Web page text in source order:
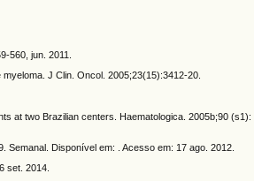
560, jun. 2011.
J Clin. Oncol. 2005;23(15):3412-20.
at two Brazilian centers. Haematologica. 2005b;90 (s1):
Disponível em: . Acesso em: 17 ago. 2012.
set. 2014.